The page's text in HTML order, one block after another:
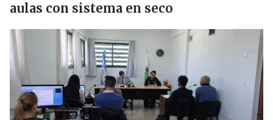
aulas con sistema en seco